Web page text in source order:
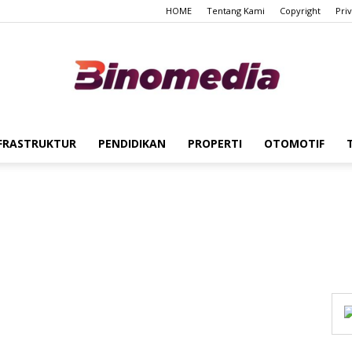
HOME Tentang Kami Copyright
PENDIDIKAN PROPERTI OTOMOTIF